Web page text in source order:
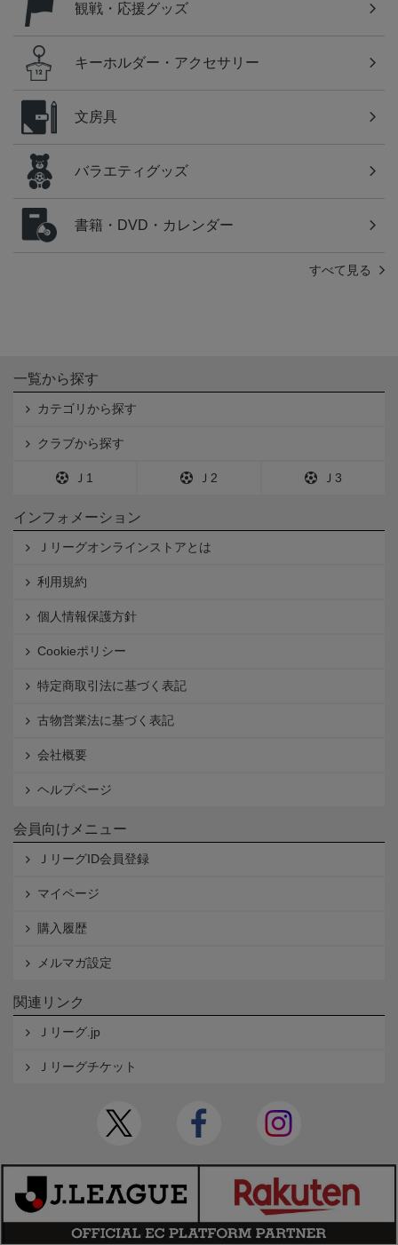
観戦・応援グッズ
キーホルダー・アクセサリー
文房具
バラエティグッズ
書籍・DVD・カレンダー
すべて見る
一覧から探す
カテゴリから探す
クラブから探す
Ｊ1 Ｊ2 Ｊ3
インフォメーション
Ｊリーグオンラインストアとは
利用規約
個人情報保護方針
Cookieポリシー
特定商取引法に基づく表記
古物営業法に基づく表記
会社概要
ヘルプページ
会員向けメニュー
ＪリーグID会員登録
マイページ
購入履歴
メルマガ設定
関連リンク
Ｊリーグ.jp
Ｊリーグチケット